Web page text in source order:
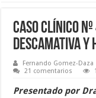
Caso clínico
descamativa y
Fernando Gomez-Daza
21 comentarios
Presentado por